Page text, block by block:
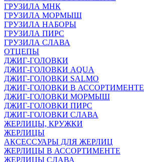
ГРУЗИЛА МНК
ГРУЗИЛА МОРМЫШ
ГРУЗИЛА НАБОРЫ
ГРУЗИЛА ПИРС
ГРУЗИЛА СЛАВА
ОТЦЕПЫ
ДЖИГ-ГОЛОВКИ
ДЖИГ-ГОЛОВКИ AQUA
ДЖИГ-ГОЛОВКИ SALMO
ДЖИГ-ГОЛОВКИ В АССОРТИМЕНТЕ
ДЖИГ-ГОЛОВКИ МОРМЫШ
ДЖИГ-ГОЛОВКИ ПИРС
ДЖИГ-ГОЛОВКИ СЛАВА
ЖЕРЛИЦЫ, КРУЖКИ
ЖЕРЛИЦЫ
АКСЕССУАРЫ ДЛЯ ЖЕРЛИЦ
ЖЕРЛИЦЫ В АССОРТИМЕНТЕ
ЖЕРЛИЦЫ СЛАВА